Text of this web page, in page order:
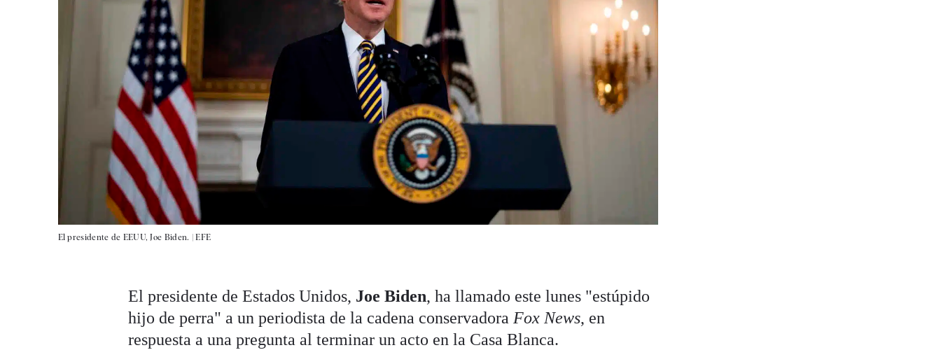
El presidente de EEUU, Joe Biden. |EFE
El presidente de Estados Unidos, Joe Biden, ha llamado este lunes "estúpido
hijo de perra" a un periodista de la cadena conservadoraFox News, en
respuesta a una pregunta al terminar un acto en la Casa Blanca.